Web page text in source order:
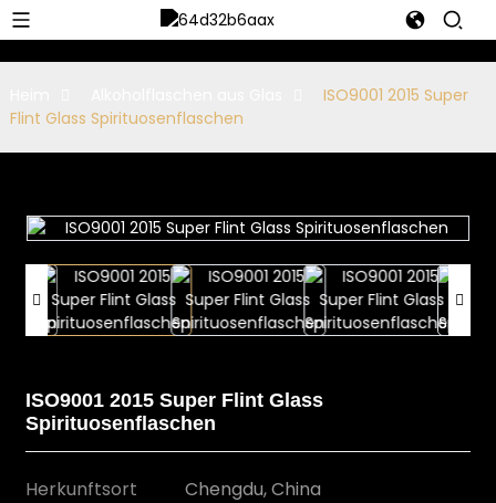
ISO9001 2015 Super
Flint Glass Spirituosenflaschen
ISO9001 2015 Super Flint Glass
Spirituosenflaschen
Herkunftsort
Chengdu, China